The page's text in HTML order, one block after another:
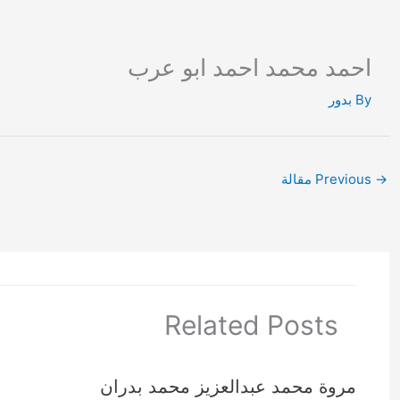
احمد محمد احمد ابو عرب
By بدور
→
Related Posts
مروة محمد عبدالعزيز محمد بدران